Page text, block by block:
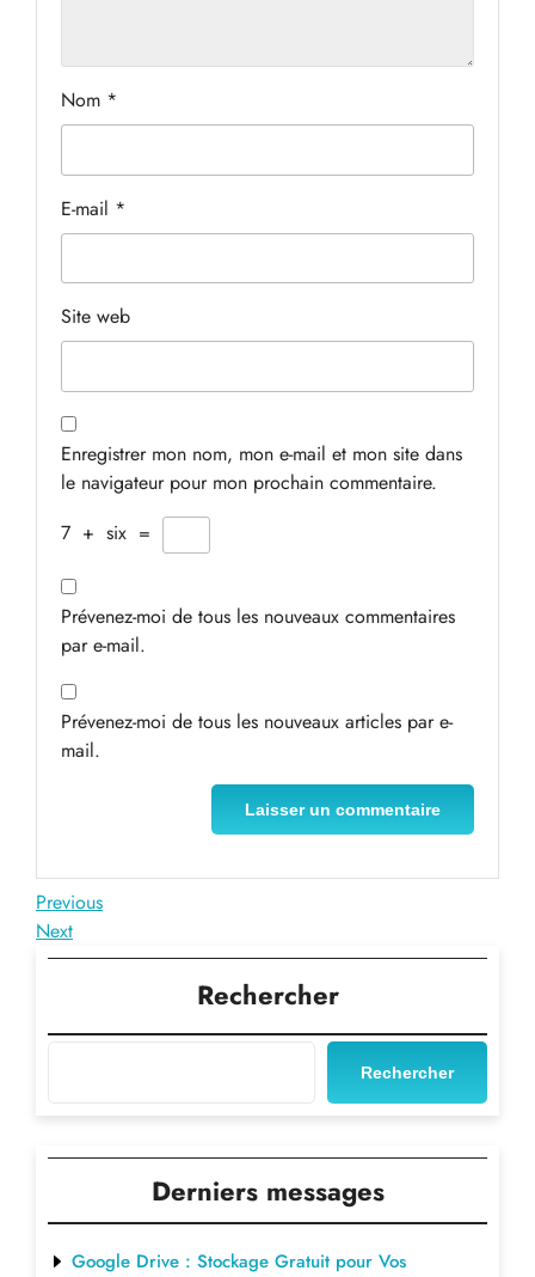
Nom *
E-mail *
Site web
Enregistrer mon nom, mon e-mail et mon site dans
le navigateur pour mon prochain commentaire.
7 + six =
Prévenez-moi de tous les nouveaux commentaires
par e-mail.
Prévenez-moi de tous les nouveaux articles par e-
mail.
Navigation
de
Previous
Post
Previous
Next
Post
Next
Rechercher
Rechercher
Derniers messages
Google Drive : Stockage Gratuit pour Vos